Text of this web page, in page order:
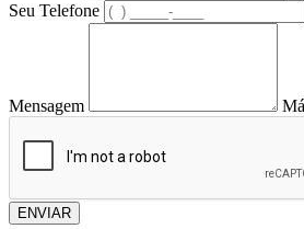
Seu Telefone
Mensagem
ENVIAR